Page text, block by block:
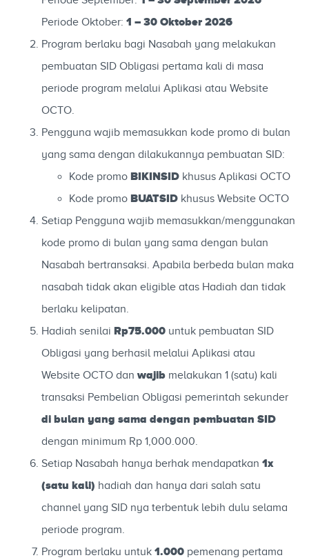
Periode Oktober: 1 – 30 Oktober 2026
Program berlaku bagi Nasabah yang melakukan
pembuatan SID Obligasi pertama kali di masa
periode program melalui Aplikasi atau Website
OCTO.
Pengguna wajib memasukkan kode promo di bulan
yang sama dengan dilakukannya pembuatan SID:
Kode promo BIKINSID khusus Aplikasi OCTO
Kode promo BUATSID khusus Website OCTO
Setiap Pengguna wajib memasukkan/menggunakan
kode promo di bulan yang sama dengan bulan
Nasabah bertransaksi. Apabila berbeda bulan maka
nasabah tidak akan eligible atas Hadiah dan tidak
berlaku kelipatan.
Hadiah senilai Rp75.000 untuk pembuatan SID
Obligasi yang berhasil melalui Aplikasi atau
Website OCTO dan wajib melakukan 1 (satu) kali
transaksi Pembelian Obligasi pemerintah sekunder
di bulan yang sama dengan pembuatan SID
dengan minimum Rp 1,000.000.
Setiap Nasabah hanya berhak mendapatkan 1x
(satu kali) hadiah dan hanya dari salah satu
channel yang SID nya terbentuk lebih dulu selama
periode program.
Program berlaku untuk 1.000 pemenang pertama